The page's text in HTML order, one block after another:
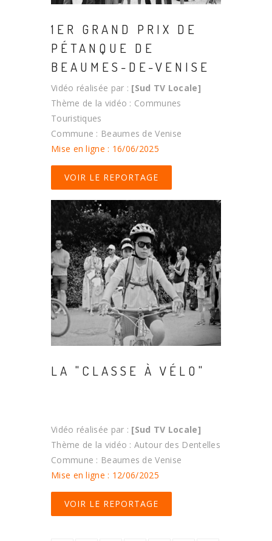
1ER GRAND PRIX DE
PÉTANQUE DE
BEAUMES-DE-VENISE
Vidéo réalisée par : [Sud TV Locale]
Thème de la vidéo : Communes
Touristiques
Commune : Beaumes de Venise
Mise en ligne : 16/06/2025
VOIR LE REPORTAGE
LA "CLASSE À VÉLO"
Vidéo réalisée par : [Sud TV Locale]
Thème de la vidéo : Autour des Dentelles
Commune : Beaumes de Venise
Mise en ligne : 12/06/2025
VOIR LE REPORTAGE